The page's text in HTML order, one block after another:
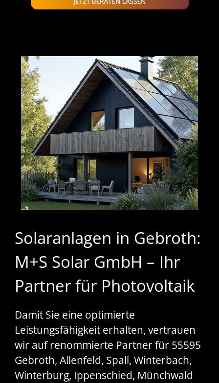
Solaranlagen in Gebroth:
M+S Solar GmbH – Ihr
Partner für Photovoltaik
Damit Sie eine optimierte
Leistungsfähigkeit erhalten, vertrauen
wir auf renommierte Partner für 55595
Gebroth, Allenfeld, Spall, Winterbach,
Winterburg, Ippenschied, Münchwald